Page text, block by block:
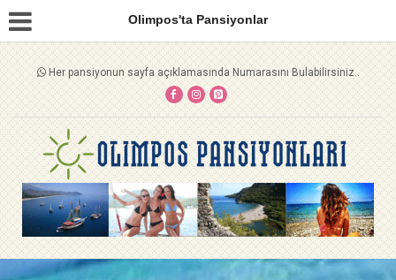
Olimpos'ta Pansiyonlar
Her pansiyonun sayfa açıklamasında Numarasını Bulabilirsiniz..